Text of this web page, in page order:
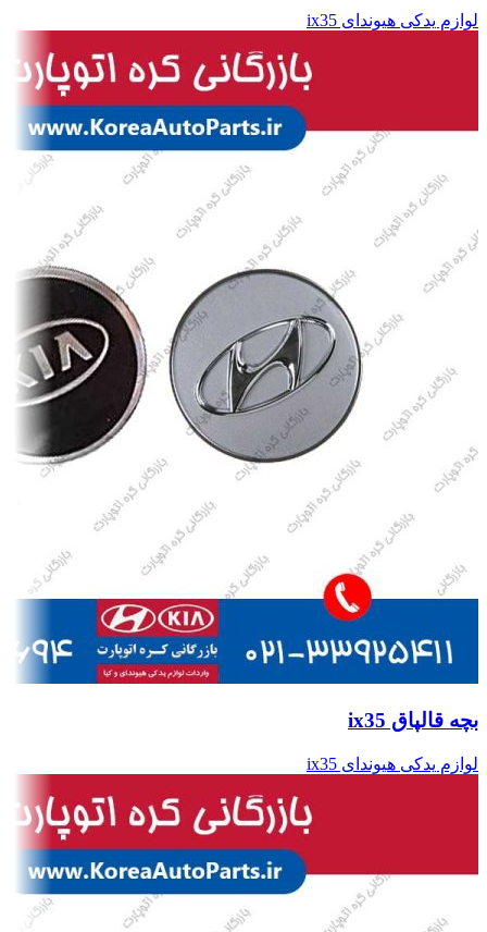
لوازم یدکی هیوندای ix35
بچه قالپاق ix35
لوازم یدکی هیوندای ix35